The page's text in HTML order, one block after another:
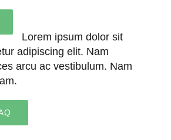
Lorem ipsum dolor sit
adipiscing elit. Nam
arcu ac vestibulum. Nam